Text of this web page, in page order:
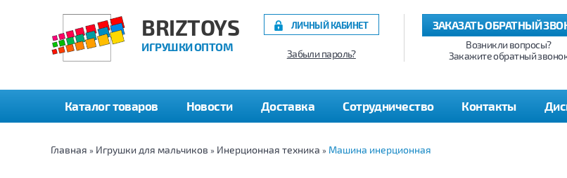
BRIZTOYS
ИГРУШКИ ОПТОМ
ЗАКАЗАТЬ ОБРАТНЫЙ
Возникли вопросы?
Закажите обратный
ЛИЧНЫЙ КАБИНЕТ
Забыли пароль?
Каталог товаров Новости Доставка Сотрудничество Контакты
Главная » Игрушки для мальчиков » Инерционная техника » Машина инерционная